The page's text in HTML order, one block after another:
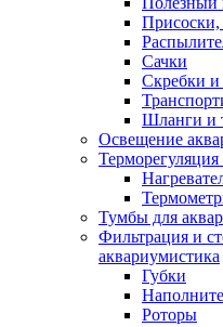
Сачки
Скребки
Шланги и
Освещение
Тумбы для
Фильтрация и
аквариумистика
Губки
Роторы